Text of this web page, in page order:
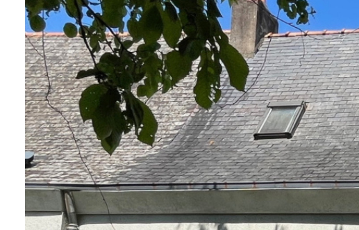
BIENS À
LA
LOCATION
ESTIMEZ
VOTRE
BIEN
NOTRE
ÉQUIPE